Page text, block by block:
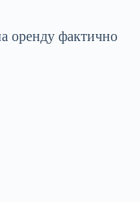
оренду фактично